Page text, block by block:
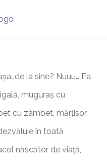
la sine? Nuuu… Ea
muguraș cu
cu zâmbet, mărțisor
în toată
născător de viață,